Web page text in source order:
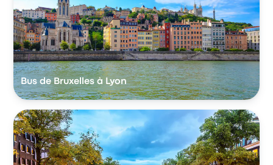
Bus de Bruxelles à Lyon